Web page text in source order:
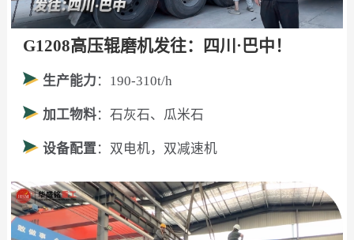
G1208高压辊磨机发往：四川·巴中！
生产能力 ：190-310t/h
加工物料：石灰石、瓜米石
设备配置 ：双电机，双减速机